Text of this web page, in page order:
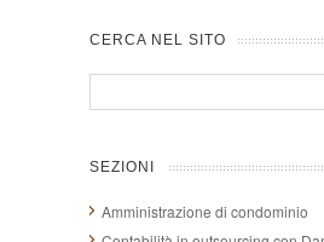
CERCA NEL SITO
SEZIONI
Amministrazione di condominio